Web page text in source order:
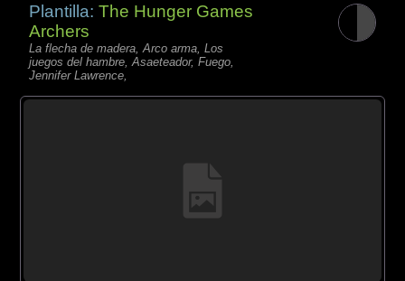
Plantilla:The Hunger Games
Archers
La flecha de madera, Arco arma, Los
juegos del hambre, Asaeteador, Fuego,
Jennifer Lawrence,